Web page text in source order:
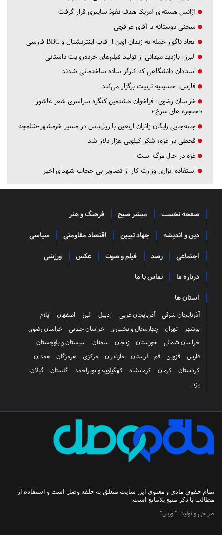
آژانس هسته‌ای آمریکا هدف نفوذ سایبری قرار گرفت
سخنی دوستانه با آقای عراقچی
ابعاد ناگوار حمله به زندان اوین از قاب اینترنشنال و BBC فارسی
البرز: بازدید میدانی از تولید فیلم‌های خرده‌روایت داستانی
استادان دانشگاهی که کارگر ساده ساختمانی شدند
فارس: حسینیه تربیت برگزار می‌کند
خراسان رضوی: فراخوان هشتمین کنگره سراسری شعر عاشورا
«حنجره های سرخ»
جابه‌جایی رایگان زائران اربعین با ریل‌باس در مسیر خرمشهر-شلمچه
قحطی در غزه؛ شکر کیلویی هزار دلار شد
غزه در حال مرگ است
استفاده ابزاری وزارت کار از تصاویر بی حجاب شهدای اخیر
صفحه نخست مبشر صبح فرهنگ و هنر
دین و اندیشه جهاد تبیین اقتصاد مقاومتی سیاسی
اجتماعی رصد فیلم و صوت عکس ورزشی
درباره ما تماس با ما
استان ها
آذربایجان شرقی آذربایجان غربی اردبیل البرز اصفهان
ایلام
بوشهر
تهران چهارمحال و بختیاری خراسان جنوبی
خراسان رضوی
خراسان شمالی
خوزستان زنجان سمنان
سیستان و بلوچستان
فارس
قزوین قم لرستان مازندران مرکزی هرمزگان
همدان
کردستان
کرمان کرمانشاه کهگیلویه و بویراحمد گلستان
گیلان
یزد
تمام حقوق مادی و معنوی این سایت متعلق به حلقه وصل است و استفاده از
مطالب با ذکر منبع بلامانع است.
طراحی و تولید: "اورس"